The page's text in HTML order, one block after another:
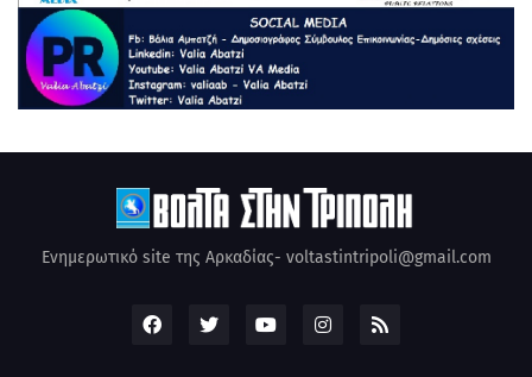
Ενημερωτικό site της Αρκαδίας- voltastintripoli@gmail.com